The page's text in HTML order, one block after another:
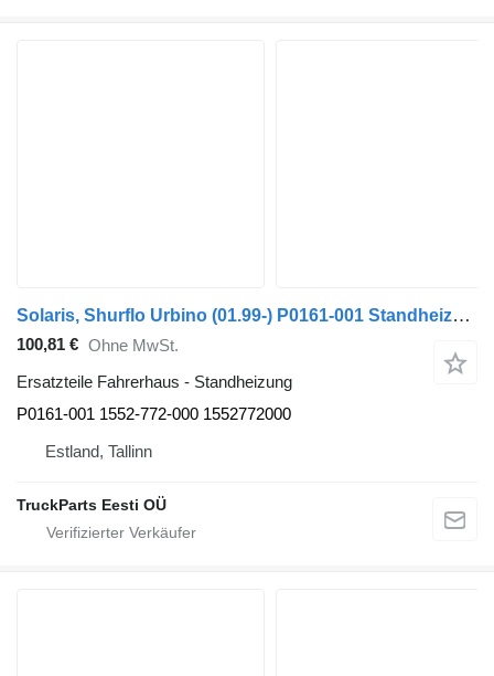
Solaris, Shurflo Urbino (01.99-) P0161-001 Standheizung für Solaris Urbino, Alpino, Vacanza (1999-) Bus
100,81 € Ohne MwSt.
Ersatzteile Fahrerhaus - Standheizung
P0161-001 1552-772-000 1552772000
Estland, Tallinn
TruckParts Eesti OÜ